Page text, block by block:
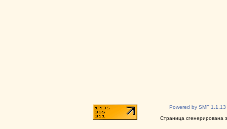
Powered by SMF 1.1.13
Страница сгенерирована